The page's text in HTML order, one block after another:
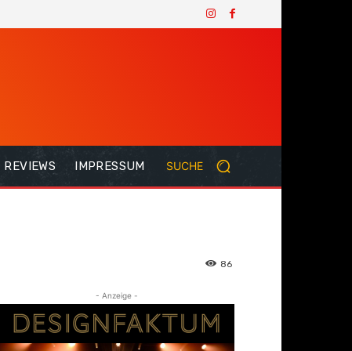
REVIEWS IMPRESSUM SUCHE
86
- Anzeige -